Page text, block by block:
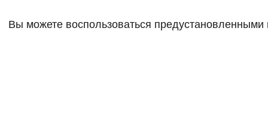
Вы можете воспользоваться предустановленными